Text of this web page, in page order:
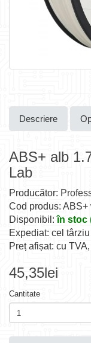
Descriere
ABS+ alb
Lab
Producător:
Cod produs: ABS+
Disponibil:în stoc
Expediat: cel
Preț afișat: cu
45,35lei
Cantitate